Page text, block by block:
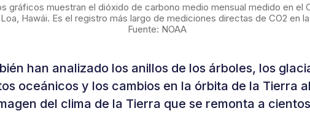
gráficos muestran el dióxido de carbono medio mensual medido en el
Hawái. Es el registro más largo de mediciones directas de CO2 en
Fuente: NOAA
han analizado los anillos de los árboles, los
oceánicos y los cambios en la órbita de la Tierra
del clima de la Tierra que se remonta a